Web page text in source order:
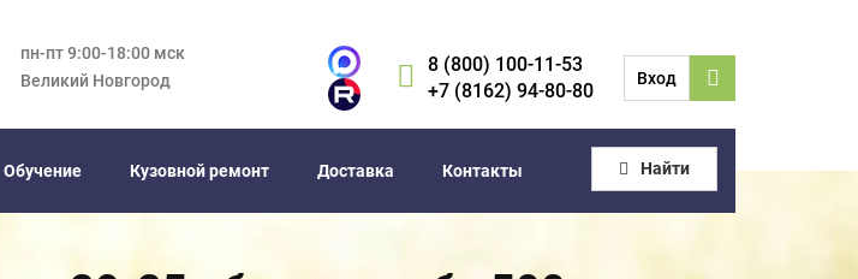
пн-пт 9:00-18:00 мск
Великий Новгород
8 (800) 100-11-53
+7 (8162) 94-80-80
Вход
Обучение Кузовной ремонт Доставка Контакты Найти